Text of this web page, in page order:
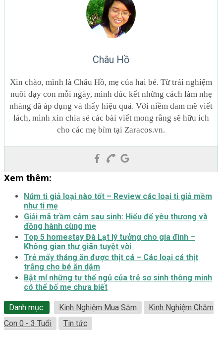
Châu Hồ
Xin chào, mình là Châu Hồ, mẹ của hai bé. Từ trải nghiệm
nuôi dạy con mỗi ngày, mình đúc kết những cách làm nhẹ
nhàng đã áp dụng và thấy hiệu quả. Với niềm đam mê viết
lách, mình xin chia sẻ các bài viết mong rằng sẽ hữu ích
cho các mẹ bỉm tại Zaracos.vn.
Xem thêm:
Núm ti giả loại nào tốt – Review các loại ti giả mềm
như ti mẹ
Giải mã trầm cảm sau sinh: Hiểu để yêu thương và
đồng hành cùng mẹ
Top 5 homestay Đà Lạt lý tưởng cho gia đình –
Không gian thư giãn tuyệt vời
Trẻ mấy tháng ăn được thịt cá – Các loại cá thịt
trắng cho bé ăn dặm
Bật mí những tư thế ngủ của trẻ sơ sinh thông minh
có thể bố mẹ chưa biết
Danh mục: Kinh Nghiệm Mua Sắm
Kinh Nghiệm Chăm
Con 0 - 3 Tuổi
Tin tức